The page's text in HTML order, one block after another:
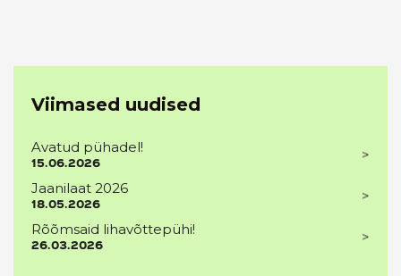
Viimased uudised
Avatud pühadel!
15.06.2026
Jaanilaat 2026
18.05.2026
Rõõmsaid lihavõttepühi!
26.03.2026